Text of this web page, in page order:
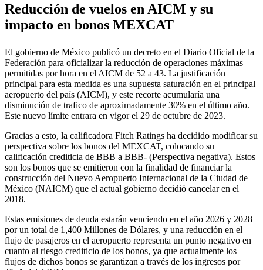
Reducción de vuelos en AICM y su
impacto en bonos MEXCAT
El gobierno de México publicó un decreto en el Diario Oficial de la
Federación para oficializar la reducción de operaciones máximas
permitidas por hora en el AICM de 52 a 43. La justificación
principal para esta medida es una supuesta saturación en el principal
aeropuerto del país (AICM), y este recorte acumularía una
disminución de trafico de aproximadamente 30% en el último año.
Este nuevo límite entrara en vigor el 29 de octubre de 2023.
Gracias a esto, la calificadora Fitch Ratings ha decidido modificar su
perspectiva sobre los bonos del MEXCAT, colocando su
calificación crediticia de BBB a BBB- (Perspectiva negativa). Estos
son los bonos que se emitieron con la finalidad de financiar la
construcción del Nuevo Aeropuerto Internacional de la Ciudad de
México (NAICM) que el actual gobierno decidió cancelar en el
2018.
Estas emisiones de deuda estarán venciendo en el año 2026 y 2028
por un total de 1,400 Millones de Dólares, y una reducción en el
flujo de pasajeros en el aeropuerto representa un punto negativo en
cuanto al riesgo crediticio de los bonos, ya que actualmente los
flujos de dichos bonos se garantizan a través de los ingresos por